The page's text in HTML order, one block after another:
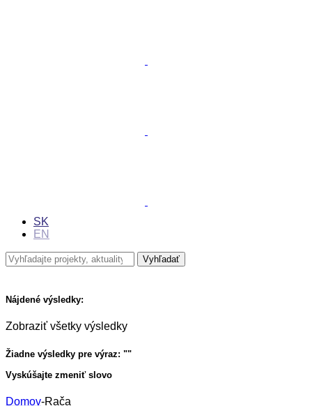
SK
EN
Nájdené výsledky:
Zobraziť všetky výsledky
Žiadne výsledky pre výraz: ""
Vyskúšajte zmeniť slovo
Domov-Rača